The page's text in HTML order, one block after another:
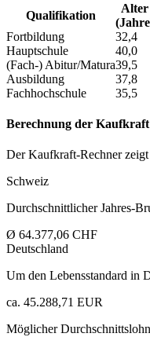
Qualifikation
Alter
Fortbildung
32,4
Hauptschule
40,0
(Fach-) Abitur/Matura39,5
Ausbildung
37,8
Fachhochschule
35,5
Berechnung der Kaufkraft
Der Kaufkraft-Rechner
Schweiz
Durchschnittlicher Jahres-
Ø 64.377,06 CHF
Deutschland
Um den Lebensstandard in
ca. 45.288,71 EUR
Möglicher